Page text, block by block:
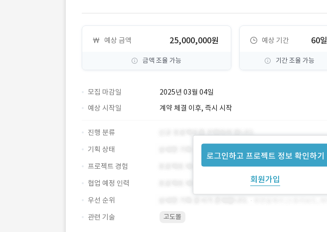
예상 금액 25,000,000원
금액 조율 가능
예상 기간 60일
기간 조율 가능
모집 마감일 2025년 03월 04일
로그인하고 프로젝트 정보 확인하기
회원가입
예상 시작일 계약 체결 이후, 즉시 시작
진행 분류
기획 상태
프로젝트 경험
협업 예정 인력
우선 순위
관련 기술
고도몰